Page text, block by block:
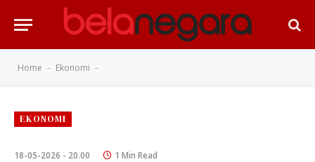
Home - Ekonomi -
EKONOMI
18-05-2026 - 20.00 1 Min Read